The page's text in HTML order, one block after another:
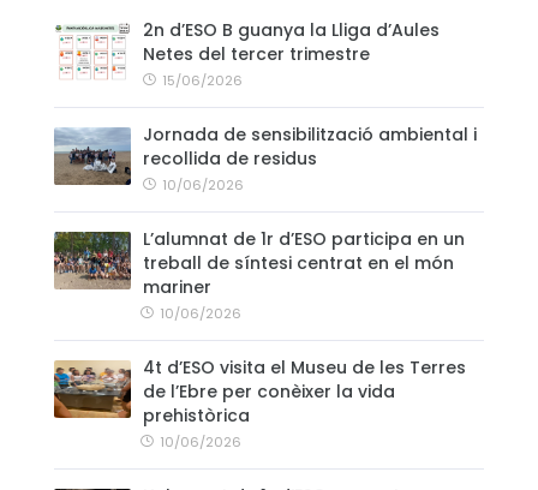
2n d’ESO B guanya la Lliga d’Aules
Netes del tercer trimestre
15/06/2026
Jornada de sensibilització ambiental i
recollida de residus
10/06/2026
L’alumnat de 1r d’ESO participa en un
treball de síntesi centrat en el món
mariner
10/06/2026
4t d’ESO visita el Museu de les Terres
de l’Ebre per conèixer la vida
prehistòrica
10/06/2026